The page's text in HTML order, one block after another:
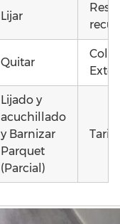
Lijar
Quitar
Lijado y
acuchillado
y Barnizar
Parquet
(Parcial)